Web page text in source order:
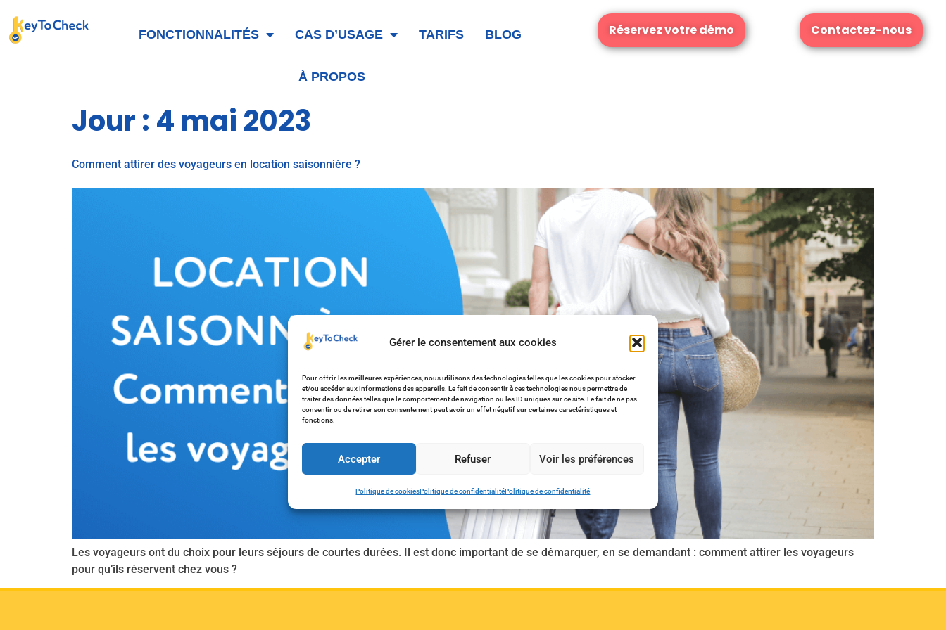
Gérer le consentement aux cookies
Pour offrir les meilleures expériences, nous utilisons des technologies telles que les cookies pour stocker
et/ou accéder aux informations des appareils. Le fait de consentir à ces technologies nous permettra de
traiter des données telles que le comportement de navigation ou les ID uniques sur ce site. Le fait de ne pas
consentir ou de retirer son consentement peut avoir un effet négatif sur certaines caractéristiques et
fonctions.
Accepter Refuser Voir les préférences
Politique de cookiesPolitique de confidentialitéPolitique de confidentialité
FONCTIONNALITÉS CAS D’USAGE TARIFS BLOG
À PROPOS
Réservez votre démo Contactez-nous
Jour : 4 mai 2023
Comment attirer des voyageurs en location saisonnière ?
Les voyageurs ont du choix pour leurs séjours de courtes durées. Il est donc important de se démarquer, en se demandant : comment attirer les voyageurs
pour qu’ils réservent chez vous ?